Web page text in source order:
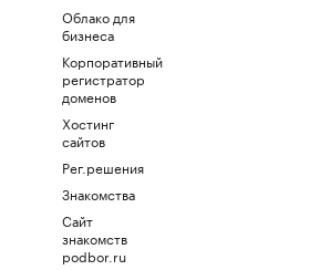
Облако для
бизнеса
Корпоративный
регистратор
доменов
Хостинг
сайтов
Рег.решения
Знакомства
Сайт
знакомств
podbor.ru